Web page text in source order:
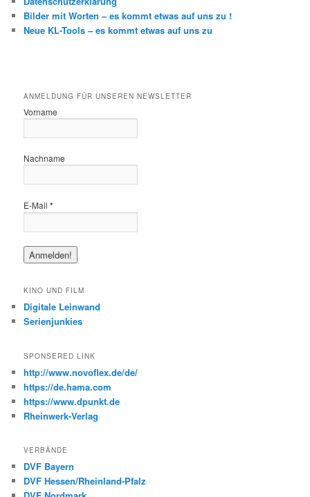
Bilder mit Worten – es kommt etwas auf uns zu !
Neue KL-Tools – es kommt etwas auf uns zu
ANMELDUNG FÜR UNSEREN NEWSLETTER
Vorname
Nachname
E-Mail*
KINO UND FILM
Digitale Leinwand
Serienjunkies
SPONSERED LINK
http://www.novoflex.de/de/
https://de.hama.com
https://www.dpunkt.de
Rheinwerk-Verlag
VERBÄNDE
DVF Bayern
DVF Hessen/Rheinland-Pfalz